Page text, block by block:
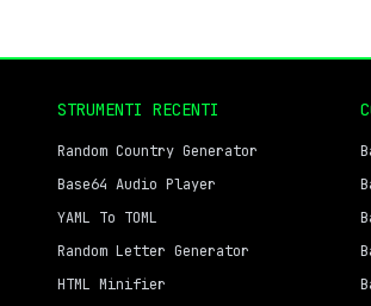
STRUMENTI RECENTI
Random Country Generator
Base64 Audio Player
YAML To TOML
Random Letter Generator
HTML Minifier